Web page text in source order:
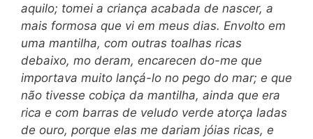
aquilo; tomei a criança acabada de nascer, a
mais formosa que vi em meus dias. Envolto em
uma mantilha, com outras toalhas ricas
debaixo, mo deram, encarecen do-me que
importava muito lançá-lo no pego do mar; e que
não tivesse cobiça da mantilha, ainda que era
rica e com barras de veludo verde atorça ladas
de ouro, porque elas me dariam jóias ricas, e